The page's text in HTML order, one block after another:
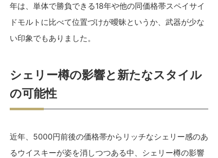
年は、単体で勝負できる18年や他の同価格帯スペイサイ
ドモルトに比べて位置づけが曖昧というか、武器が少な
い印象でもありました。
シェリー樽の影響と新たなスタイル
の可能性
近年、5000円前後の価格帯からリッチなシェリー感のあ
るウイスキーが姿を消しつつある中、シェリー樽の影響